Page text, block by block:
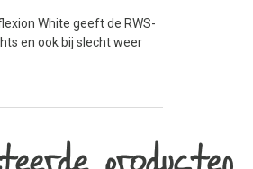
White geeft de RWS-
en ook bij slecht weer